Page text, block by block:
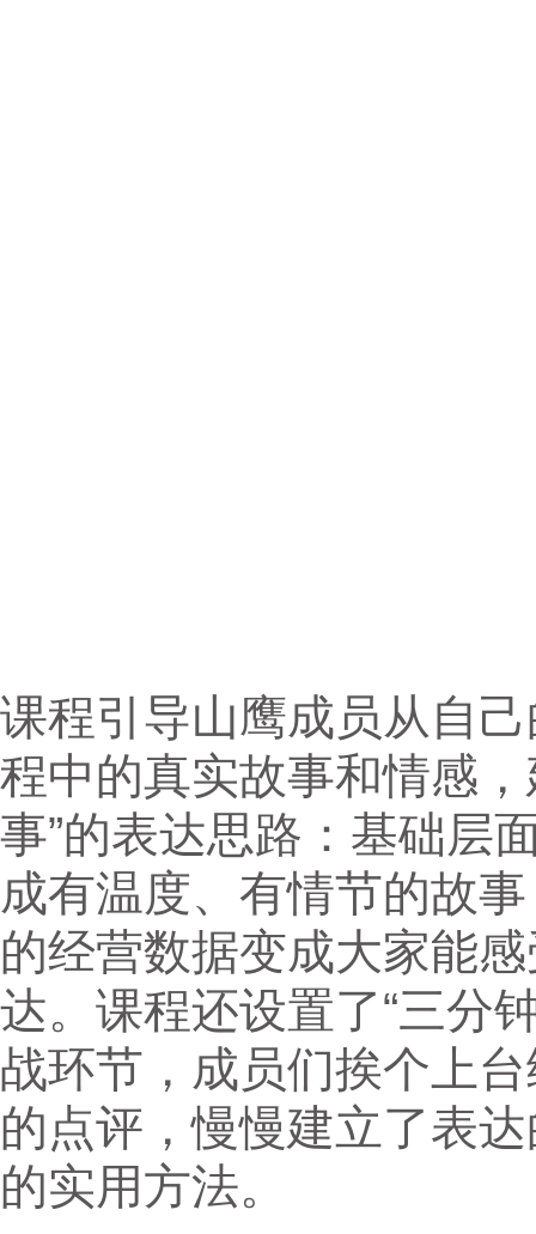
课程引导山鹰成员从自
程中的真实故事和情感
事”的表达思路：基础层
成有温度、有情节的故
的经营数据变成大家能
达。课程还设置了“三分
战环节，成员们挨个上
的点评，慢慢建立了表
的实用方法。